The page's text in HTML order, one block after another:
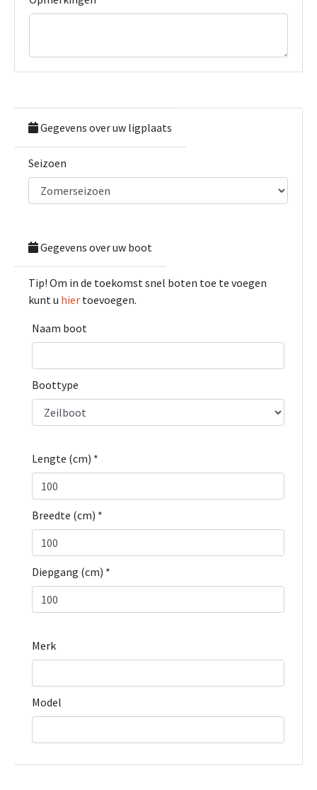
Gegevens over uw ligplaats
Seizoen
Gegevens over uw boot
Tip! Om in de toekomst snel boten toe te voegen
kunt u hier toevoegen.
Naam boot
Boottype
Lengte (cm) *
Breedte (cm) *
Diepgang (cm) *
Merk
Model